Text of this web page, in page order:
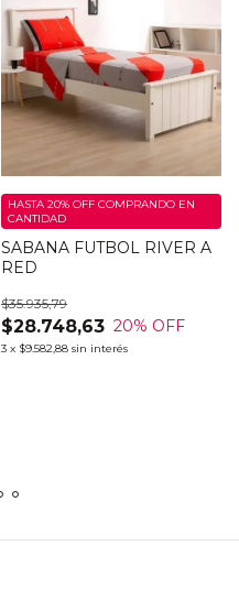
SABANA FUTBOL RIVER A
RED
$28.748,63
$35.935,79
20% OFF
3 x $9.582,88 sin interés
HASTA 20% OFF COMPRANDO EN
CANTIDAD